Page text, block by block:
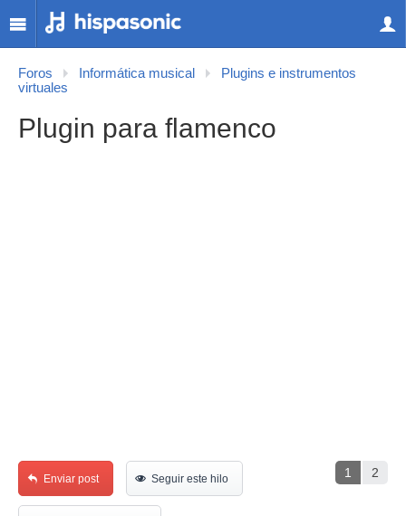
Foros Informática musical
Plugins e instrumentos
virtuales
Plugin para flamenco
1 2
Enviar post Seguir este hilo